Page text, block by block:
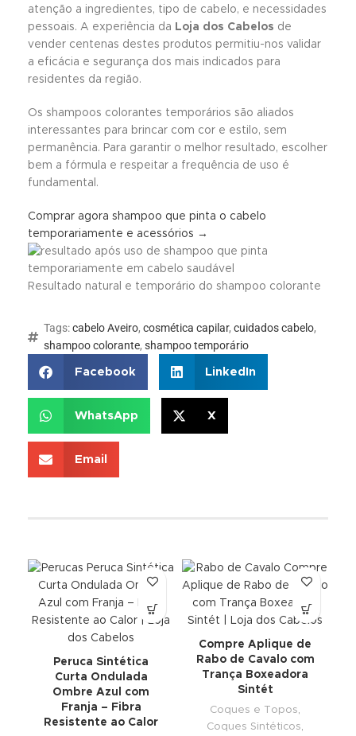
atenção a ingredientes, tipo de cabelo, e necessidades
pessoais. A experiência da Loja dos Cabelos de
vender centenas destes produtos permitiu-nos validar
a eficácia e segurança dos mais indicados para
residentes da região.
Os shampoos colorantes temporários são aliados
interessantes para brincar com cor e estilo, sem
permanência. Para garantir o melhor resultado, escolher
bem a fórmula e respeitar a frequência de uso é
fundamental.
Comprar agora shampoo que pinta o cabelo
temporariamente e acessórios →
Resultado natural e temporário do shampoo colorante
Tags:cabelo Aveiro, cosmética capilar, cuidados cabelo,
shampoo colorante, shampoo temporário
Facebook LinkedIn
WhatsApp X
Email
Peruca Sintética
Curta Ondulada
Ombre Azul com
Franja – Fibra
Resistente ao Calor
Compre Aplique de
Rabo de Cavalo com
Trança Boxeadora
Sintét
Coques e Topos,
Coques Sintéticos,